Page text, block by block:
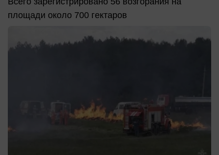
площади около 700 гектаров